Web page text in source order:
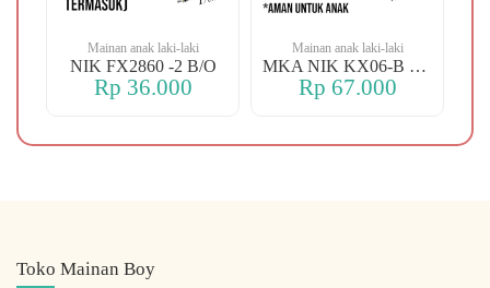
Mainan anak laki-laki
NIK FX2860 -2 B/O
Rp 36.000
Mainan anak laki-laki
MKA NIK KX06-B FREE
Rp 67.000
Toko Mainan Boy